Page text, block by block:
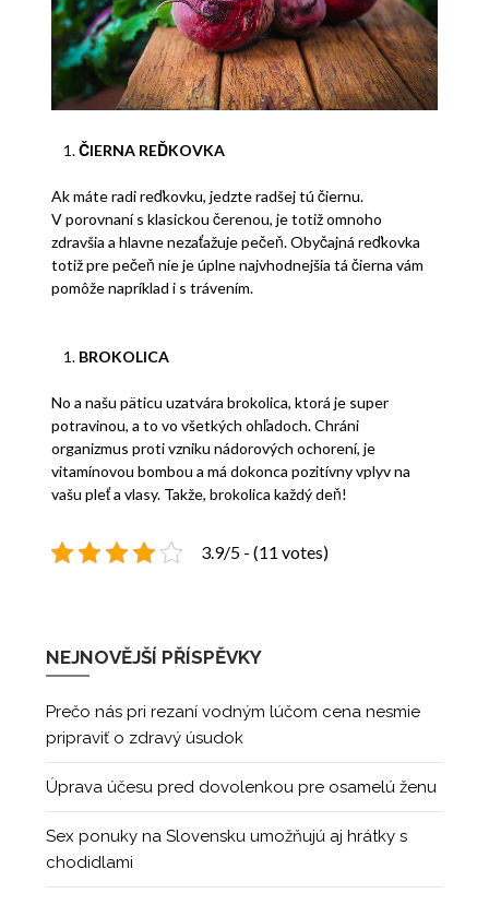
ČIERNA REĎKOVKA
Ak máte radi reďkovku, jedzte radšej tú čiernu.
V porovnaní s klasickou čerenou, je totiž omnoho
zdravšia a hlavne nezaťažuje pečeň. Obyčajná reďkovka
totiž pre pečeň nie je úplne najvhodnejšia tá čierna vám
pomôže napríklad i s trávením.
BROKOLICA
No a našu päticu uzatvára brokolica, ktorá je super
potravinou, a to vo všetkých ohľadoch. Chráni
organizmus proti vzniku nádorových ochorení, je
vitamínovou bombou a má dokonca pozitívny vplyv na
vašu pleť a vlasy. Takže, brokolica každý deň!
3.9/5 - (11 votes)
NEJNOVĚJŠÍ PŘÍSPĚVKY
Prečo nás pri rezaní vodným lúčom cena nesmie
pripraviť o zdravý úsudok
Úprava účesu pred dovolenkou pre osamelú ženu
Sex ponuky na Slovensku umožňujú aj hrátky s
chodidlami